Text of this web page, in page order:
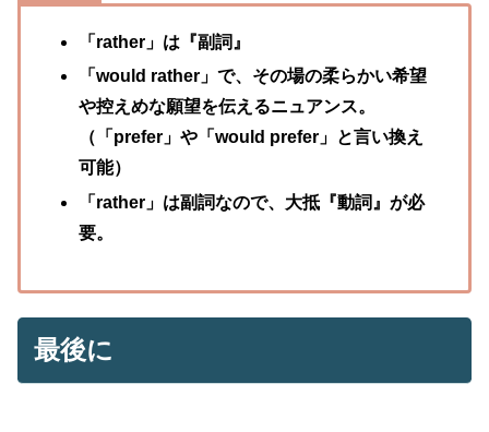
「rather」は『副詞』
「would rather」で、その場の柔らかい希望
や控えめな願望を伝えるニュアンス。
（「prefer」や「would prefer」と言い換え
可能）
「rather」は副詞なので、大抵『動詞』が必
要。
最後に